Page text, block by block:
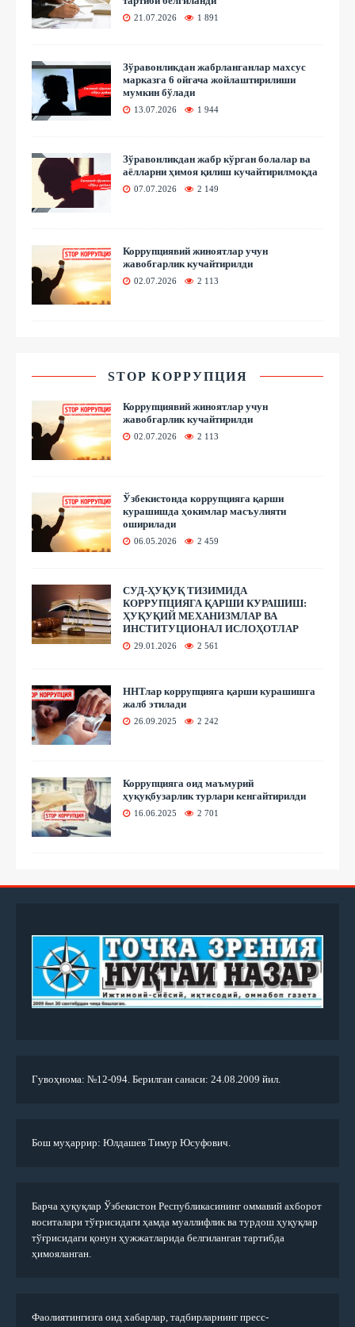
21.07.2026 1 891
Зўравонликдан жабрланганлар махсус
марказга 6 ойгача жойлаштирилиши
мумкин бўлади
13.07.2026 1 944
Зўравонликдан жабр кўрган болалар ва
аёлларни ҳимоя қилиш кучайтирилмоқда
07.07.2026 2 149
Коррупциявий жиноятлар учун
жавобгарлик кучайтирилди
02.07.2026 2 113
STOP КОРРУПЦИЯ
Коррупциявий жиноятлар учун
жавобгарлик кучайтирилди
02.07.2026 2 113
Ўзбекистонда коррупцияга қарши
курашишда ҳокимлар масъулияти
оширилади
06.05.2026 2 459
СУД-ҲУҚУҚ ТИЗИМИДА
КОРРУПЦИЯГА ҚАРШИ КУРАШИШ:
ҲУҚУҚИЙ МЕХАНИЗМЛАР ВА
ИНСТИТУЦИОНАЛ ИСЛОҲОТЛАР
29.01.2026 2 561
ННТлар коррупцияга қарши курашишга
жалб этилади
26.09.2025 2 242
Коррупцияга оид маъмурий
ҳуқуқбузарлик турлари кенгайтирилди
16.06.2025 2 701
Гувоҳнома: №12-094. Берилган санаси: 24.08.2009 йил.
Бош муҳаррир: Юлдашев Тимур Юсуфович.
Барча ҳуқуқлар Ўзбекистон Республикасининг оммавий ахборот
воситалари тўғрисидаги ҳамда муаллифлик ва турдош ҳуқуқлар
тўғрисидаги қонун ҳужжатларида белгиланган тартибда
ҳимояланган.
Фаолиятингизга оид хабарлар, тадбирларнинг пресс-